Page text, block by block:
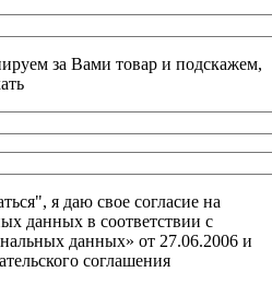
за Вами товар и подскажем,
я даю свое согласие на
данных в соответствии с
данных» от 27.06.2006 и
соглашения